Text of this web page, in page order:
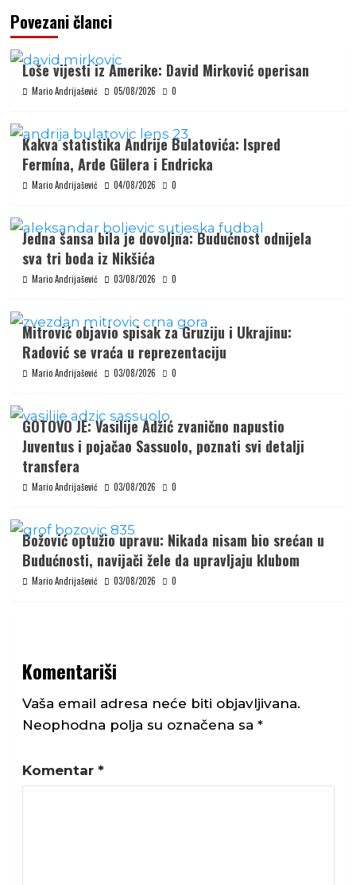
Povezani članci
Loše vijesti iz Amerike: David Mirković operisan
Mario Andrijašević 05/08/2026 0
Kakva statistika Andrije Bulatovića: Ispred
Fermína, Arde Gülera i Endricka
Mario Andrijašević 04/08/2026 0
Jedna šansa bila je dovoljna: Budućnost odnijela
sva tri boda iz Nikšića
Mario Andrijašević 03/08/2026 0
Mitrović objavio spisak za Gruziju i Ukrajinu:
Radović se vraća u reprezentaciju
Mario Andrijašević 03/08/2026 0
GOTOVO JE: Vasilije Adžić zvanično napustio
Juventus i pojačao Sassuolo, poznati svi detalji
transfera
Mario Andrijašević 03/08/2026 0
Božović optužio upravu: Nikada nisam bio srećan u
Budućnosti, navijači žele da upravljaju klubom
Mario Andrijašević 03/08/2026 0
Komentariši
Vaša email adresa neće biti objavljivana.
Neophodna polja su označena sa *
Komentar *